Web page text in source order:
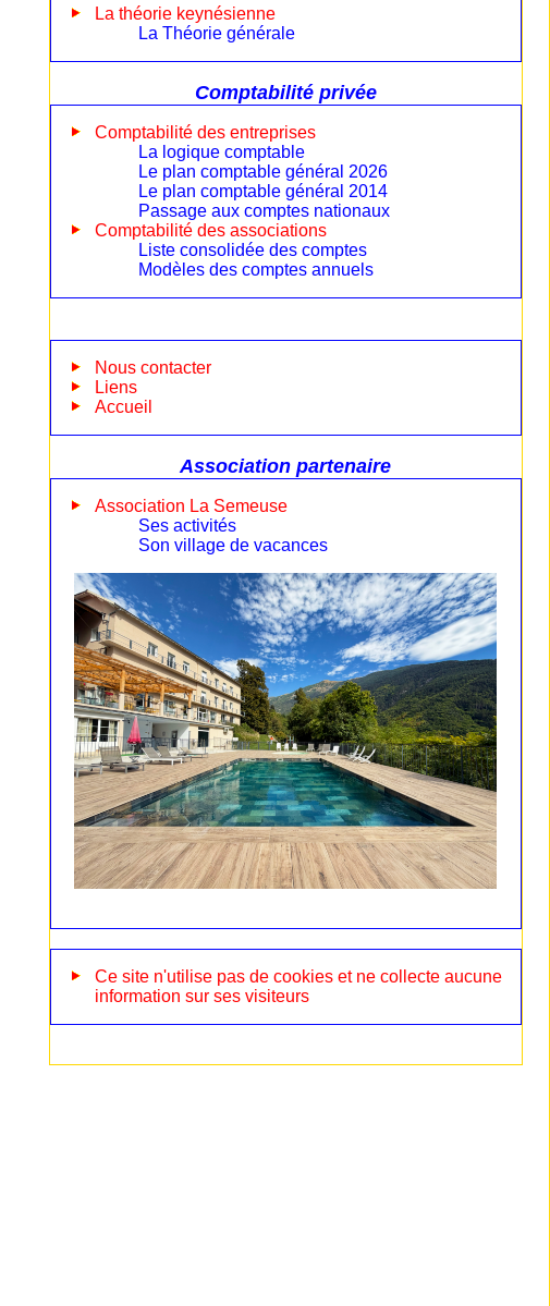
La théorie keynésienne
La Théorie générale
Comptabilité privée
Comptabilité des entreprises
La logique comptable
Le plan comptable général 2026
Le plan comptable général 2014
Passage aux comptes nationaux
Comptabilité des associations
Liste consolidée des comptes
Modèles des comptes annuels
Nous contacter
Liens
Accueil
Association partenaire
Association La Semeuse
Ses activités
Son village de vacances
Ce site n'utilise pas de cookies et ne collecte aucune
information sur ses visiteurs